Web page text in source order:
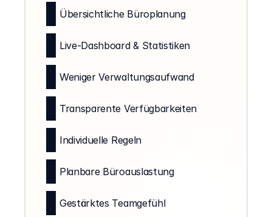
Übersichtliche Büroplanung
Live-Dashboard & Statistiken
Weniger Verwaltungsaufwand
Transparente Verfügbarkeiten
Individuelle Regeln
Planbare Büroauslastung
Gestärktes Teamgefühl